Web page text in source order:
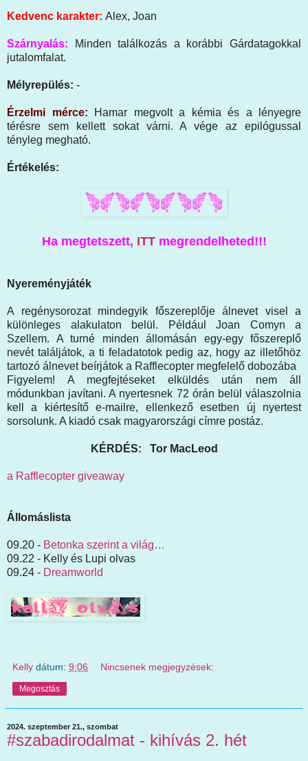
Kedvenc karakter: Alex, Joan
Szárnyalás:
Minden találkozás a korábbi Gárdatagokkal
jutalomfalat.
Mélyrepülés: -
Érzelmi mérce: Hamar megvolt a kémia és a lényegre
térésre sem kellett sokat várni. A vége az epilógussal
tényleg megható.
Értékelés:
Ha megtetszett, ITT megrendelheted!!!
Nyereményjáték
A regénysorozat mindegyik főszereplője álnevet visel a
különleges alakulaton belül. Például Joan Comyn a
Szellem. A turné minden állomásán egy-egy főszereplő
nevét találjátok, a ti feladatotok pedig az, hogy az illetőhöz
tartozó álnevet beírjátok a Rafflecopter megfelelő dobozába
Figyelem! A megfejtéseket elküldés után nem áll
módunkban javítani. A nyertesnek 72 órán belül válaszolnia
kell a kiértesítő e-mailre, ellenkező esetben új nyertest
sorsolunk. A kiadó csak magyarországi címre postáz.
KÉRDÉS: Tor MacLeod
a Rafflecopter giveaway
Állomáslista
09.20 - Betonka szerint a világ…
09.22 - Kelly és Lupi olvas
09.24 - Dreamworld
Kelly dátum: 9:06 Nincsenek megjegyzések:
Megosztás
2024. szeptember 21., szombat
#szabadirodalmat - kihívás 2. hét